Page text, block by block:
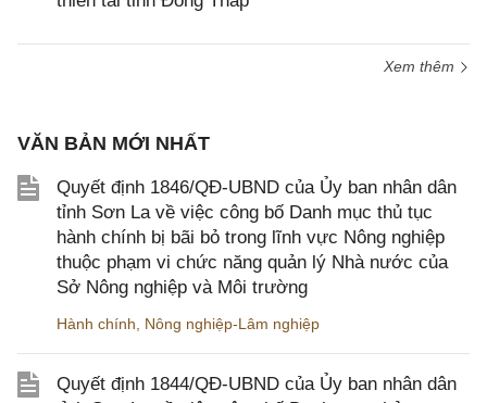
Xem thêm
VĂN BẢN MỚI NHẤT
Quyết định 1846/QĐ-UBND của Ủy ban nhân dân
tỉnh Sơn La về việc công bố Danh mục thủ tục
hành chính bị bãi bỏ trong lĩnh vực Nông nghiệp
thuộc phạm vi chức năng quản lý Nhà nước của
Sở Nông nghiệp và Môi trường
Hành chính Nông nghiệp-Lâm nghiệp
Quyết định 1844/QĐ-UBND của Ủy ban nhân dân